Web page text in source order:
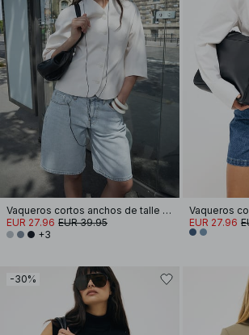
Vaqueros cortos anchos de talle medio
EUR 27.96 EUR 39.95
+3
Vaqueros
EUR 27.96
-30%